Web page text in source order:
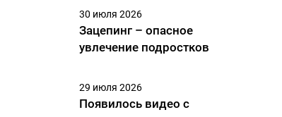
30 июля 2026
Зацепинг – опасное
увлечение подростков
29 июля 2026
Появилось видео с